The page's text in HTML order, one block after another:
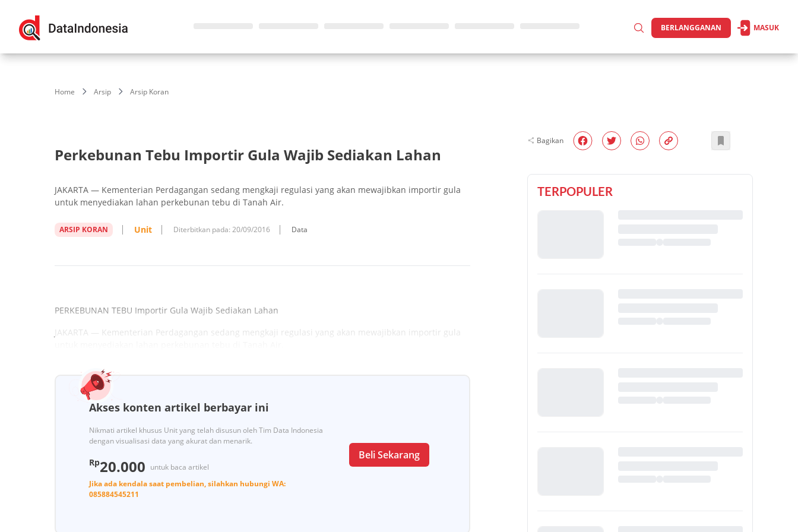
BERLANGGANAN MASUK
Home Arsip Arsip Koran
Perkebunan Tebu Importir Gula Wajib Sediakan Lahan
JAKARTA — Kementerian Perdagangan sedang mengkaji regulasi yang akan mewajibkan importir gula
untuk menyediakan lahan perkebunan tebu di Tanah Air.
ARSIP KORAN Unit Diterbitkan pada: 20/09/2016 Data
PERKEBUNAN TEBU Importir Gula Wajib Sediakan Lahan
JAKARTA — Kementerian Perdagangan sedang mengkaji regulasi yang akan mewajibkan importir gula
Akses konten artikel berbayar ini
Nikmati artikel khusus Unit yang telah disusun oleh Tim Data Indonesia
dengan visualisasi data yang akurat dan menarik.
Rp20.000 untuk baca artikel
Jika ada kendala saat pembelian, silahkan hubungi WA:
085884545211
Beli Sekarang
Bagikan
TERPOPULER